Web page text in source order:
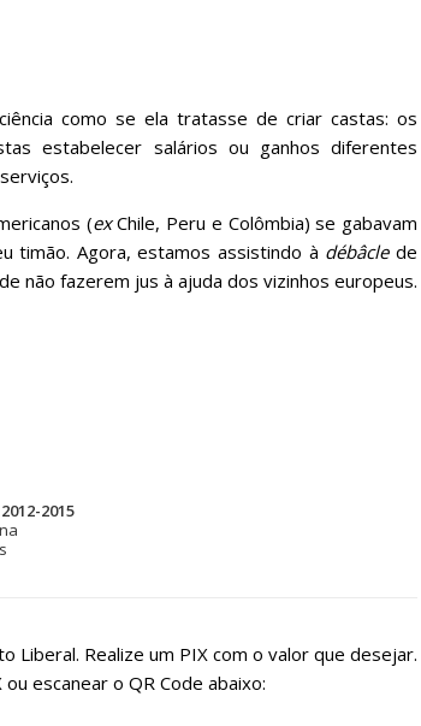
como se ela tratasse de criar castas: os
estabelecer salários ou ganhos diferentes
(exChile, Peru e Colômbia) se gabavam
timão. Agora, estamos assistindo à débâclede
não fazerem jus à ajuda dos vizinhos europeus.
2015
Liberal. Realize um PIX com o valor que desejar.
escanear o QR Code abaixo: